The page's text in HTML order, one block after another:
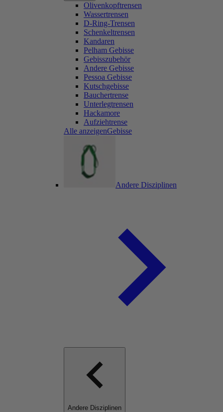
Olivenkopftrensen
Wassertrensen
D-Ring-Trensen
Schenkeltrensen
Kandaren
Pelham Gebisse
Gebisszubehör
Andere Gebisse
Pessoa Gebisse
Kutschgebisse
Bauchertrense
Unterlegtrensen
Hackamore
Aufziehtrense
Alle anzeigenGebisse
Andere Disziplinen
Andere Disziplinen